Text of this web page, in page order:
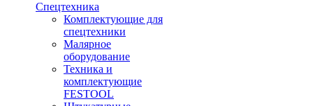
Спецтехника
Комплектующие для
спецтехники
Малярное
оборудование
Техника и
комплектующие
FESTOOL